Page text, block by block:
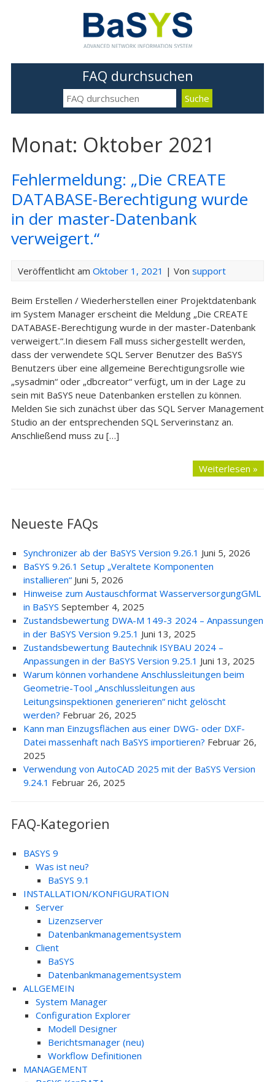
FAQ durchsuchen
Monat: Oktober 2021
Fehlermeldung: „Die CREATE
DATABASE-Berechtigung wurde
in der master-Datenbank
verweigert.“
Veröffentlicht am Oktober 1, 2021 | Von support
Beim Erstellen / Wiederherstellen einer Projektdatenbank
im System Manager erscheint die Meldung „Die CREATE
DATABASE-Berechtigung wurde in der master-Datenbank
verweigert.“.In diesem Fall muss sichergestellt werden,
dass der verwendete SQL Server Benutzer des BaSYS
Benutzers über eine allgemeine Berechtigungsrolle wie
„sysadmin“ oder „dbcreator“ verfügt, um in der Lage zu
sein mit BaSYS neue Datenbanken erstellen zu können.
Melden Sie sich zunächst über das SQL Server Management
Studio an der entsprechenden SQL Serverinstanz an.
Anschließend muss zu […]
Weiterlesen »
Neueste FAQs
Synchronizer ab der BaSYS Version 9.26.1 Juni 5, 2026
BaSYS 9.26.1 Setup „Veraltete Komponenten
installieren“ Juni 5, 2026
Hinweise zum Austauschformat WasserversorgungGML
in BaSYS September 4, 2025
Zustandsbewertung DWA-M 149-3 2024 – Anpassungen
in der BaSYS Version 9.25.1 Juni 13, 2025
Zustandsbewertung Bautechnik ISYBAU 2024 –
Anpassungen in der BaSYS Version 9.25.1 Juni 13, 2025
Warum können vorhandene Anschlussleitungen beim
Geometrie-Tool „Anschlussleitungen aus
Leitungsinspektionen generieren“ nicht gelöscht
werden? Februar 26, 2025
Kann man Einzugsflächen aus einer DWG- oder DXF-
Datei massenhaft nach BaSYS importieren? Februar 26,
2025
Verwendung von AutoCAD 2025 mit der BaSYS Version
9.24.1 Februar 26, 2025
FAQ-Kategorien
BASYS 9
Was ist neu?
BaSYS 9.1
INSTALLATION/KONFIGURATION
Server
Lizenzserver
Datenbankmanagementsystem
Client
BaSYS
Datenbankmanagementsystem
ALLGEMEIN
System Manager
Configuration Explorer
Modell Designer
Berichtsmanager (neu)
Workflow Definitionen
MANAGEMENT